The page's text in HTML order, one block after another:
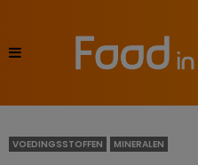
VOEDINGSSTOFFEN MINERALEN